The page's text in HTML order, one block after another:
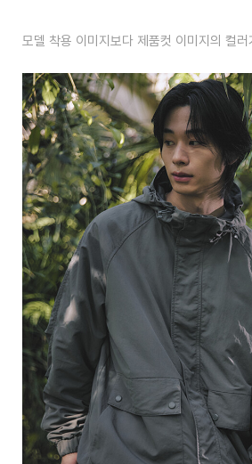
모델 착용 이미지보다 제품컷 이미지의 컬